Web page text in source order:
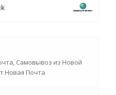
Самовывоз из Новой
Новая Почта